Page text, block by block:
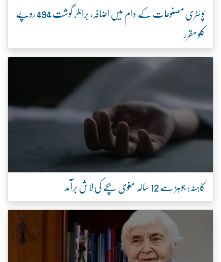
پولٹری مصنوعات کے دام میں اضافہ، برائلر گوشت 494 روپے
کلو مقرر
کاہنہ: جوہڑ سے 12 سالہ مغوی بچے کی لاش برآمد